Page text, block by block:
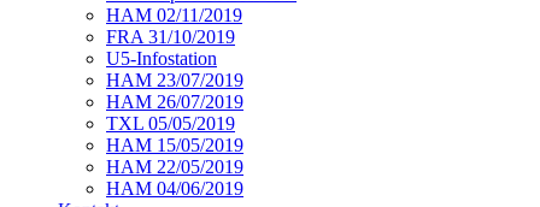
HAM 02/11/2019
FRA 31/10/2019
U5-Infostation
HAM 23/07/2019
HAM 26/07/2019
TXL 05/05/2019
HAM 15/05/2019
HAM 22/05/2019
HAM 04/06/2019